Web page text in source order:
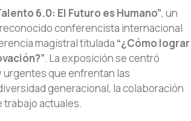
6.0: El Futuro es Humano”, un
conferencista internacional
magistral titulada “¿Cómo lograr
. La exposición se centró
urgentes que enfrentan las
generacional, la colaboración
trabajo actuales.